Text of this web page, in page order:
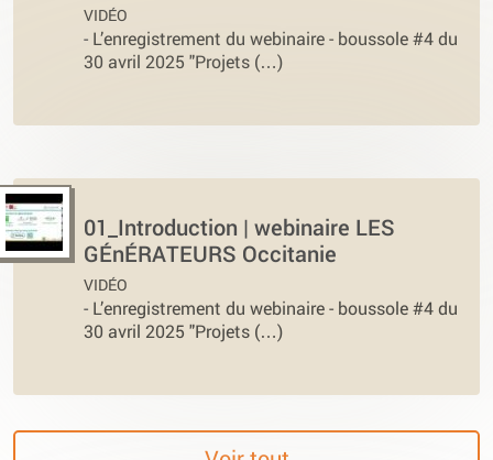
VIDÉO
- L’enregistrement du webinaire - boussole #4 du
30 avril 2025 "Projets (…)
01_Introduction | webinaire LES
GÉnÉRATEURS Occitanie
VIDÉO
- L’enregistrement du webinaire - boussole #4 du
30 avril 2025 "Projets (…)